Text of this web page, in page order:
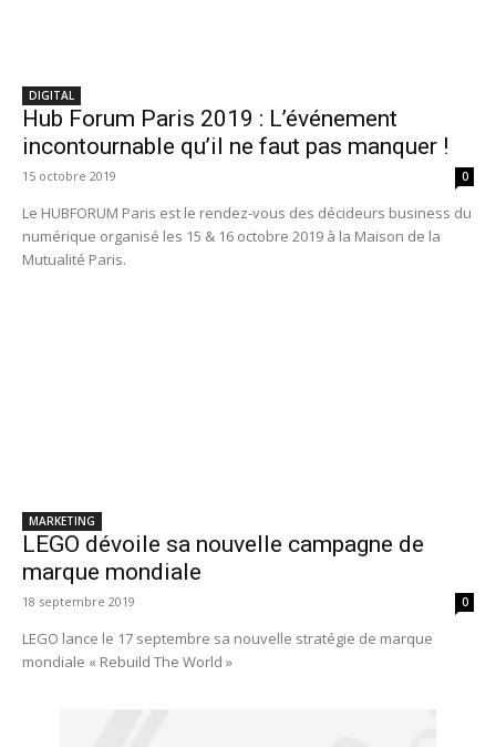
DIGITAL
Hub Forum Paris 2019 : L’événement
incontournable qu’il ne faut pas manquer !
15 octobre 2019 0
Le HUBFORUM Paris est le rendez-vous des décideurs business du
numérique organisé les 15 & 16 octobre 2019 à la Maison de la
Mutualité Paris.
MARKETING
LEGO dévoile sa nouvelle campagne de
marque mondiale
18 septembre 2019 0
LEGO lance le 17 septembre sa nouvelle stratégie de marque
mondiale « Rebuild The World »